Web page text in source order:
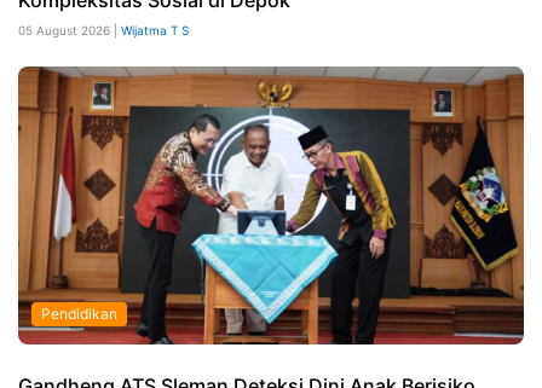
05 August 2026 | Wijatma T S
Pendidikan